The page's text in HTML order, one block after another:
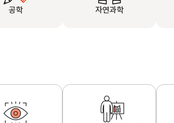
공학 자연과학